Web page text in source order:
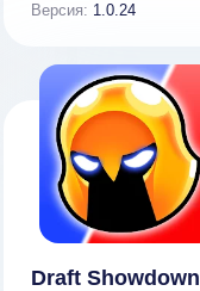
Версия: 1.0.24
Draft Showdown